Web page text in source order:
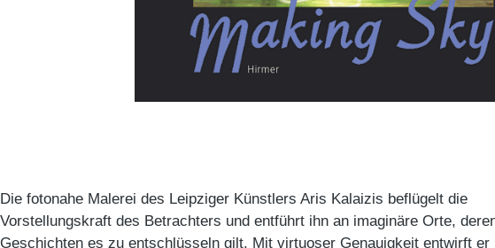
Die fotonahe Malerei des Leipziger Künstlers Aris Kalaizis beflügelt die
Vorstellungskraft des Betrachters und entführt ihn an imaginäre Orte,
Geschichten es zu entschlüsseln gilt. Mit virtuoser Genauigkeit entwirft er